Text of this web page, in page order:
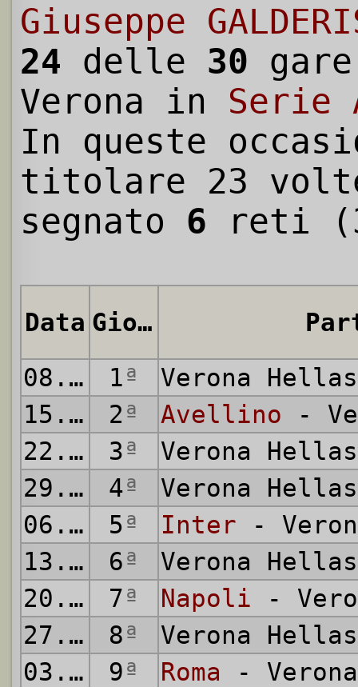
Giuseppe
24 delle 30
Verona in Serie
In queste
titolare 23
segnato 6 reti
Data Giornata
08.09.1985
1ª
Verona
15.09.1985
2ª Avellino -
22.09.1985
3ª
Verona
29.09.1985
4ª
Verona
06.10.1985
5ª Inter -
13.10.1985
6ª
Verona
20.10.1985
7ª Napoli -
27.10.1985
8ª
Verona
03.11.1985
9ª Roma -